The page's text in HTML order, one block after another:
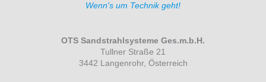
Wenn's um Technik geht!
OTS Sandstrahlsysteme Ges.m.b.H.
Tullner Straße 21
3442 Langenrohr, Österreich